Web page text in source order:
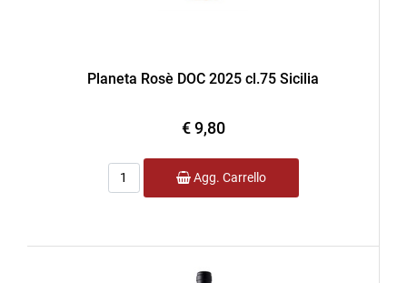
Planeta Rosè DOC 2025 cl.75 Sicilia
€ 9,80
Quantità
Agg. Carrello